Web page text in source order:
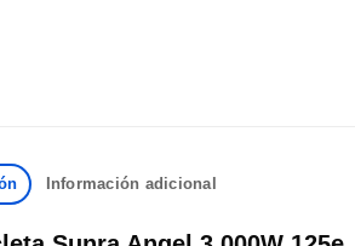
Información adicional